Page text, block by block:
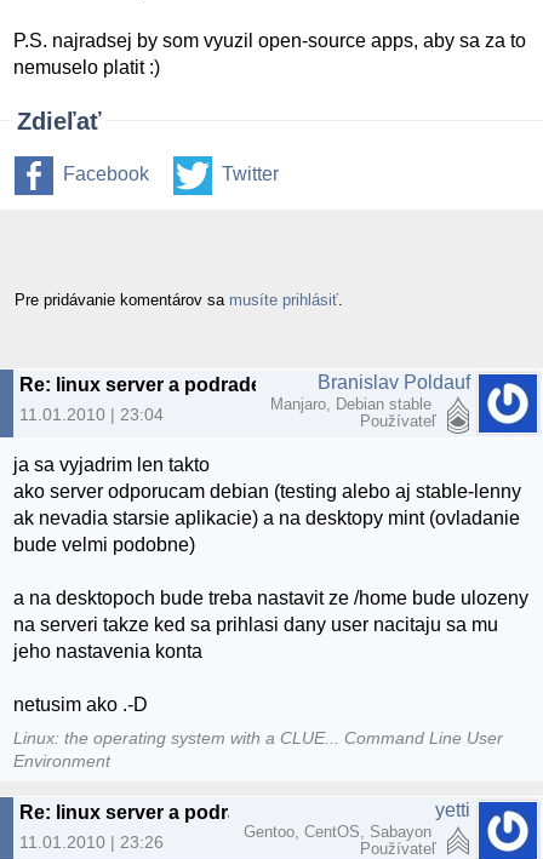
P.S. najradsej by som vyuzil open-source apps, aby sa za to
nemuselo platit :)
Zdieľať
Facebook Twitter
Pre pridávanie komentárov sa musíte prihlásiť
Re: linux server a podradene desktopy a userovia
11.01.2010 | 23:04
Branislav Poldauf
Manjaro, Debian stable
Používateľ
ja sa vyjadrim len takto
ako server odporucam debian (testing alebo aj stable-lenny
ak nevadia starsie aplikacie) a na desktopy mint (ovladanie
bude velmi podobne)
a na desktopoch bude treba nastavit ze /home bude ulozeny
na serveri takze ked sa prihlasi dany user nacitaju sa mu
jeho nastavenia konta
netusim ako .-D
Linux: the operating system with a CLUE... Command Line User
Environment
11.01.2010 | 23:26
yetti
Gentoo, CentOS, Sabayon
Používateľ